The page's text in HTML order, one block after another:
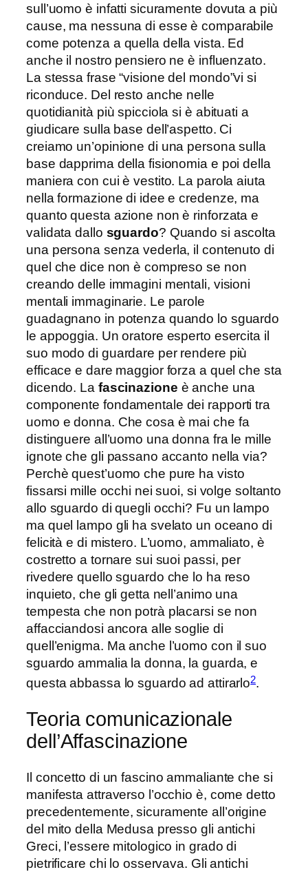
sull’uomo è infatti sicuramente dovuta a più
cause, ma nessuna di esse è comparabile
come potenza a quella della vista. Ed
anche il nostro pensiero ne è influenzato.
La stessa frase “visione del mondo”vi si
riconduce. Del resto anche nelle
quotidianità più spicciola si è abituati a
giudicare sulla base dell’aspetto. Ci
creiamo un’opinione di una persona sulla
base dapprima della fisionomia e poi della
maniera con cui è vestito. La parola aiuta
nella formazione di idee e credenze, ma
quanto questa azione non è rinforzata e
validata dallo sguardo? Quando si ascolta
una persona senza vederla, il contenuto di
quel che dice non è compreso se non
creando delle immagini mentali, visioni
mentali immaginarie. Le parole
guadagnano in potenza quando lo sguardo
le appoggia. Un oratore esperto esercita il
suo modo di guardare per rendere più
efficace e dare maggior forza a quel che sta
dicendo. La fascinazione è anche una
componente fondamentale dei rapporti tra
uomo e donna. Che cosa è mai che fa
distinguere all’uomo una donna fra le mille
ignote che gli passano accanto nella via?
Perchè quest’uomo che pure ha visto
fissarsi mille occhi nei suoi, si volge soltanto
allo sguardo di quegli occhi? Fu un lampo
ma quel lampo gli ha svelato un oceano di
felicità e di mistero. L’uomo, ammaliato, è
costretto a tornare sui suoi passi, per
rivedere quello sguardo che lo ha reso
inquieto, che gli getta nell’animo una
tempesta che non potrà placarsi se non
affacciandosi ancora alle soglie di
quell’enigma. Ma anche l’uomo con il suo
sguardo ammalia la donna, la guarda, e
questa abbassa lo sguardo ad attirarlo2.
Teoria comunicazionale
dell’Affascinazione
Il concetto di un fascino ammaliante che si
manifesta attraverso l’occhio è, come detto
precedentemente, sicuramente all’origine
del mito della Medusa presso gli antichi
Greci, l’essere mitologico in grado di
pietrificare chi lo osservava. Gli antichi